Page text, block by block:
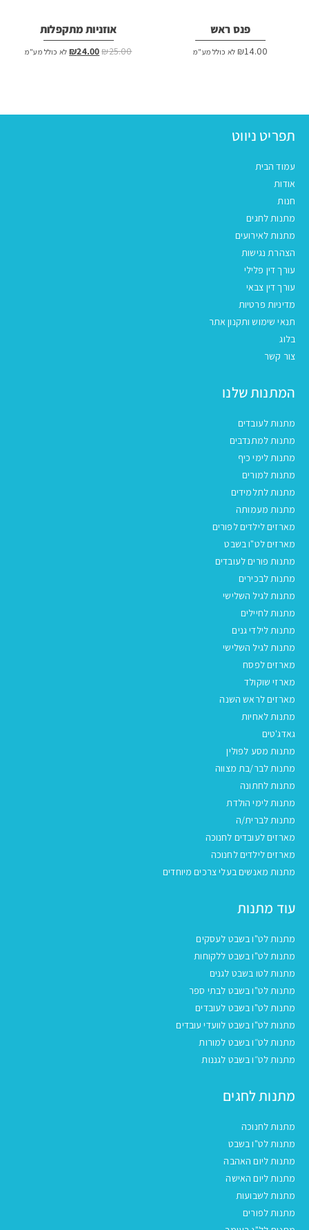
פנס ראש
₪14.00 לא כולל מע"מ
אוזניות מתקפלות
₪25.00
המחיר₪24.00 המחיר
לא כולל מע"מ
תפריט ניווט
עמוד הבית
אודות
חנות
מתנות לחגים
מתנות לאירועים
הצהרת נגישות
עורך דין פלילי
עורך דין צבאי
מדיניות פרטיות
תנאי שימוש ותקנון אתר
בלוג
צור קשר
המתנות שלנו
מתנות לעובדים
מתנות למתנדבים
מתנות לימי כיף
מתנות למורים
מתנות לתלמידים
מתנות מעמותה
מארזים לילדים לפורים
מארזים לט"ו בשבט
מתנות פורים לעובדים
מתנות לבכירים
מתנות לגיל השלישי
מתנות לחיילים
מתנות לילדי גנים
מתנות לגיל השלישי
מארזים לפסח
מארזי שוקולד
מארזים לראש השנה
מתנות לאחיות
גאדג'טים
מתנות מסע לפולין
מתנות לבר/בת מצווה
מתנות לחתונה
מתנות לימי הולדת
מתנות לברית/ה
מארזים לעובדים לחנוכה
מארזים לילדים לחנוכה
מתנות מאנשים בעלי צרכים מיוחדים
עוד מתנות
מתנות לט"ו בשבט לעסקים
מתנות לט"ו בשבט ללקוחות
מתנות לטו בשבט לגנים
מתנות לט"ו בשבט לבתי ספר
מתנות לט"ו בשבט לעובדים
מתנות לט"ו בשבט לוועדי עובדים
מתנות לט״ו בשבט למורות
מתנות לט״ו בשבט לגננות
מתנות לחגים
מתנות לחנוכה
מתנות לט"ו בשבט
מתנות ליום האהבה
מתנות ליום האישה
מתנות לשבועות
מתנות לפורים